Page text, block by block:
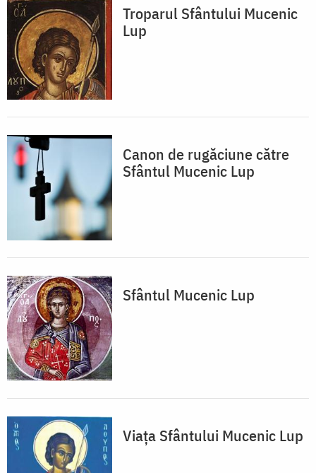
Troparul Sfântului Mucenic
Lup
Canon de rugăciune către
Sfântul Mucenic Lup
Sfântul Mucenic Lup
Viața Sfântului Mucenic Lup